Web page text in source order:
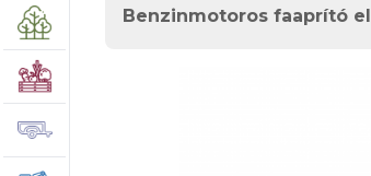
Benzinmotoros faaprító